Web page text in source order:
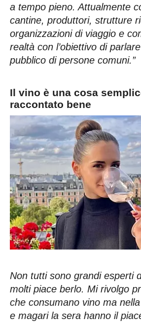
a tempo pieno. Attualmente
cantine, produttori, strutture
organizzazioni di viaggio e
realtà con l’obiettivo di
pubblico di persone comuni.”
Il vino è una cosa
raccontato bene
Non tutti sono grandi esperti
molti piace berlo. Mi rivolgo
che consumano vino ma
e magari la sera hanno il